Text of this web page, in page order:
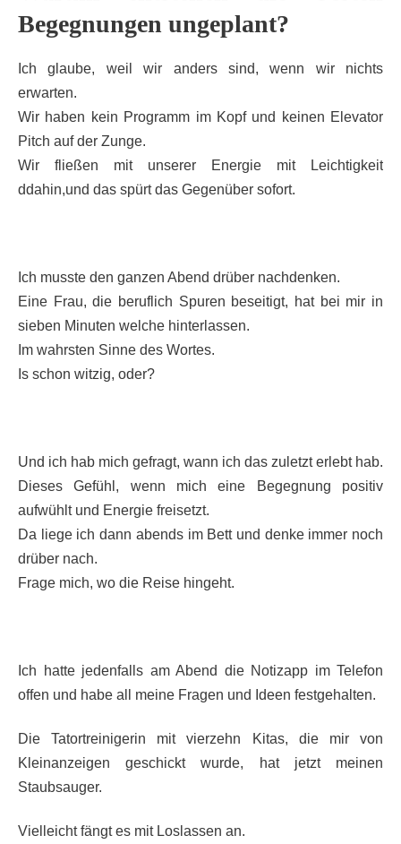
Begegnungen ungeplant?
Ich glaube, weil wir anders sind, wenn wir nichts
erwarten.
Wir haben kein Programm im Kopf und keinen Elevator
Pitch auf der Zunge.
Wir fließen mit unserer Energie mit Leichtigkeit
ddahin,und das spürt das Gegenüber sofort.
Ich musste den ganzen Abend drüber nachdenken.
Eine Frau, die beruflich Spuren beseitigt, hat bei mir in
sieben Minuten welche hinterlassen.
Im wahrsten Sinne des Wortes.
Is schon witzig, oder?
Und ich hab mich gefragt, wann ich das zuletzt erlebt hab.
Dieses Gefühl, wenn mich eine Begegnung positiv
aufwühlt und Energie freisetzt.
Da liege ich dann abends im Bett und denke immer noch
drüber nach.
Frage mich, wo die Reise hingeht.
Ich hatte jedenfalls am Abend die Notizapp im Telefon
offen und habe all meine Fragen und Ideen festgehalten.
Die Tatortreinigerin mit vierzehn Kitas, die mir von
Kleinanzeigen geschickt wurde, hat jetzt meinen
Staubsauger.
Vielleicht fängt es mit Loslassen an.